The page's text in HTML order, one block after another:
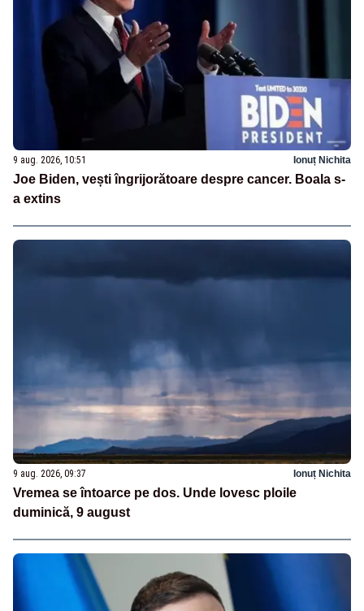
9 aug. 2026, 10:51 Ionuț Nichita
Joe Biden, vești îngrijorătoare despre cancer. Boala s-
a extins
9 aug. 2026, 09:37 Ionuț Nichita
Vremea se întoarce pe dos. Unde lovesc ploile
duminică, 9 august